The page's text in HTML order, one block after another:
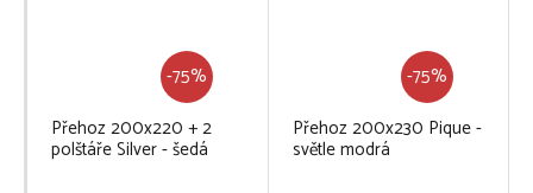
-75%
Přehoz 200x220 + 2
polštáře Silver - šedá
-75%
Přehoz 200x230 Pique -
světle modrá